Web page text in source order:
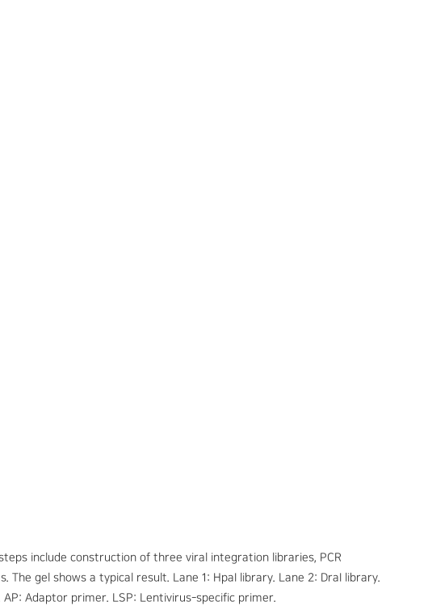
include construction of three viral integration libraries, PCR
gel shows a typical result. Lane 1: HpaI library. Lane 2: DraI library.
Adaptor primer. LSP: Lentivirus-specific primer.